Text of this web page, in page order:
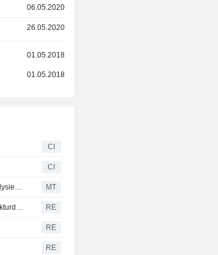
06.05.2020
26.05.2020
01.05.2018
01.05.2018
CI
CI
Aktien geben im Tagesverlauf nach, wàhrend die Màrkte Makrodaten analysieren; Iran-Krieg hàlt Ölpreis hoch MT
Wall Street ringt um klare Richtung, während Anleger auf wichtige Konjunkturdaten warten RE
RE
RE